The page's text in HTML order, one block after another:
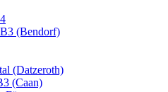
(Bendorf)
(Datzeroth)
(Caan)